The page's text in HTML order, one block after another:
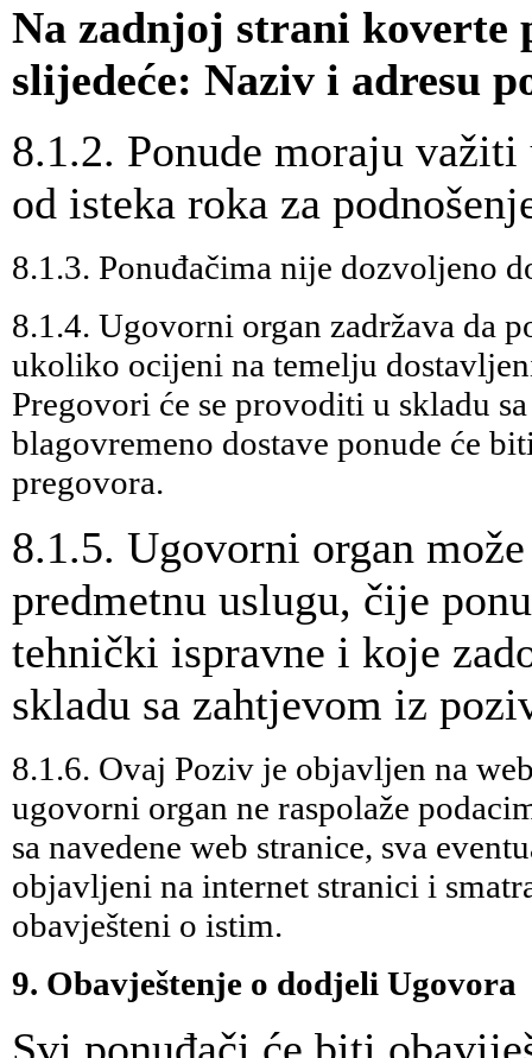
Na zadnjoj strani koverte
slijedeće: Naziv i adresu
8.1.2. Ponude moraju
od isteka roka za
8.1.3. Ponuđačima nije dozvoljeno
8.1.4. Ugovorni organ zadržava da
ukoliko ocijeni na temelju
Pregovori će se provoditi u skladu
blagovremeno dostave ponude će
pregovora.
8.1.5. Ugovorni organ
predmetnu uslugu, čije
tehnički ispravne i koje
skladu sa zahtjevom iz
8.1.6. Ovaj Poziv je objavljen na
ugovorni organ ne raspolaže
sa navedene web stranice, sva
objavljeni na internet stranici i
obavješteni o istim.
9. Obavještenje o dodjeli Ugovora
Svi ponuđači će biti